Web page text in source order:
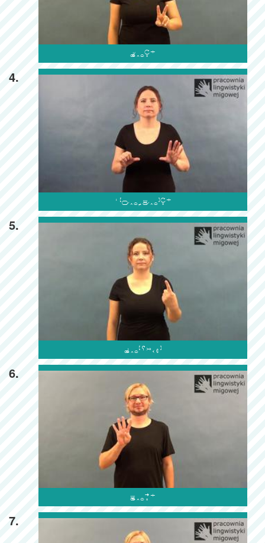

4.

5.

6.

7.